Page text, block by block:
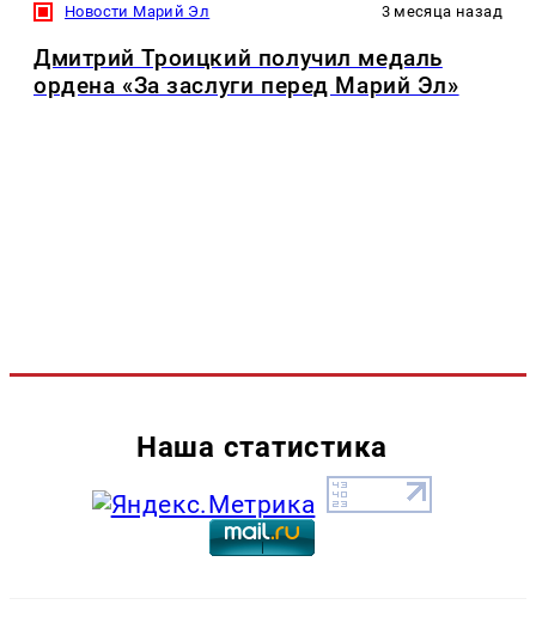
Новости Марий Эл 3 месяца назад
Дмитрий Троицкий получил медаль
ордена «За заслуги перед Марий Эл»
Наша статистика